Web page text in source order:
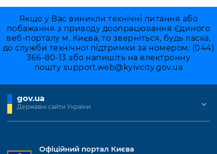
Якщо у Вас виникли технічні питання або
побажання з приводу доопрацювання Єдиного
веб-порталу м. Києва, то зверніться, будь ласка,
до служби технічної підтримки за номером: (044)
366-80-13 або напишіть на електронну
пошту support.web@kyivcity.gov.ua
gov.ua
Державні сайти України
Офіційний портал Києва